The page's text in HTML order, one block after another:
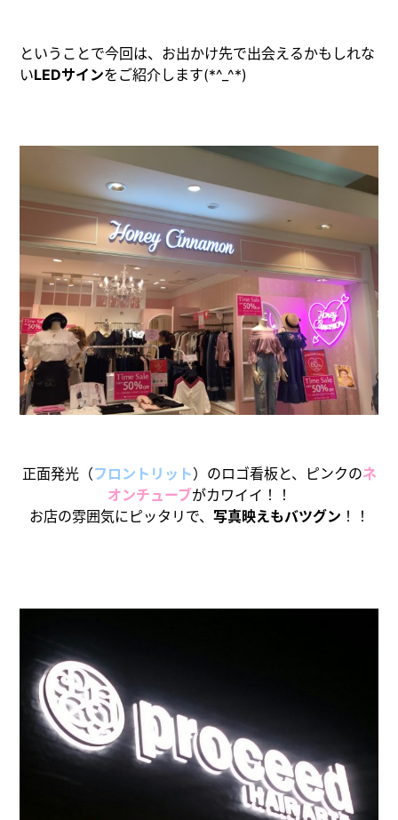
ということで今回は、お出かけ先で出会えるかもしれな
いLEDサインをご紹介します(*^_^*)
正面発光（フロントリット）のロゴ看板と、ピンクのネ
オンチューブがカワイイ！！
お店の雰囲気にピッタリで、 写真映えもバツグン ！！